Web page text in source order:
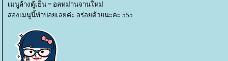
เมนูล้างตู้เย็น = อลหม่านจานใหม่
สองเมนูนี้ทำบ่อยเลยค่ะ อร่อยด้วยนะคะ 555